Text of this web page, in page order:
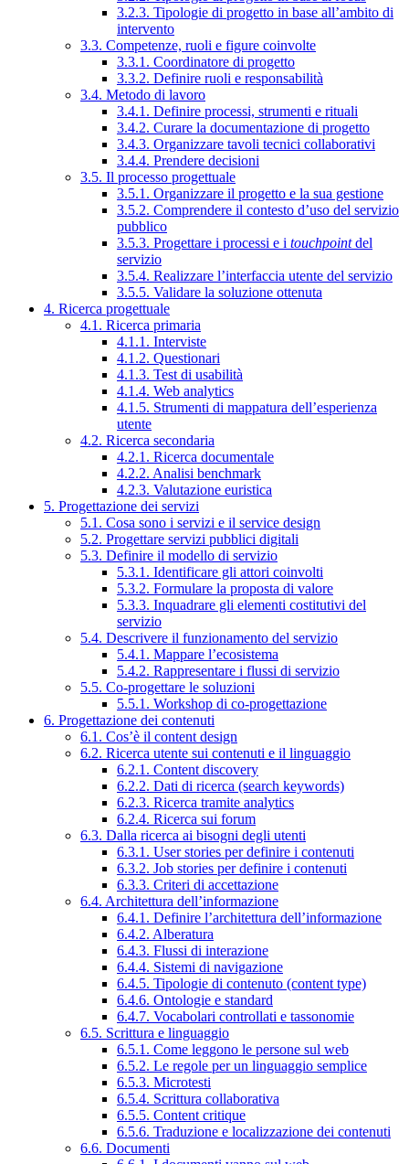
3.2.3. Tipologie di progetto in base all’ambito di
intervento
3.3. Competenze, ruoli e figure coinvolte
3.3.1. Coordinatore di progetto
3.3.2. Definire ruoli e responsabilità
3.4. Metodo di lavoro
3.4.1. Definire processi, strumenti e rituali
3.4.2. Curare la documentazione di progetto
3.4.3. Organizzare tavoli tecnici collaborativi
3.4.4. Prendere decisioni
3.5. Il processo progettuale
3.5.1. Organizzare il progetto e la sua gestione
3.5.2. Comprendere il contesto d’uso del servizio
pubblico
3.5.3. Progettare i processi e i touchpointdel
servizio
3.5.4. Realizzare l’interfaccia utente del servizio
3.5.5. Validare la soluzione ottenuta
4. Ricerca progettuale
4.1. Ricerca primaria
4.1.1. Interviste
4.1.2. Questionari
4.1.3. Test di usabilità
4.1.4. Web analytics
4.1.5. Strumenti di mappatura dell’esperienza
utente
4.2. Ricerca secondaria
4.2.1. Ricerca documentale
4.2.2. Analisi benchmark
4.2.3. Valutazione euristica
5. Progettazione dei servizi
5.1. Cosa sono i servizi e il service design
5.2. Progettare servizi pubblici digitali
5.3. Definire il modello di servizio
5.3.1. Identificare gli attori coinvolti
5.3.2. Formulare la proposta di valore
5.3.3. Inquadrare gli elementi costitutivi del
servizio
5.4. Descrivere il funzionamento del servizio
5.4.1. Mappare l’ecosistema
5.4.2. Rappresentare i flussi di servizio
5.5. Co-progettare le soluzioni
5.5.1. Workshop di co-progettazione
6. Progettazione dei contenuti
6.1. Cos’è il content design
6.2. Ricerca utente sui contenuti e il linguaggio
6.2.1. Content discovery
6.2.2. Dati di ricerca (search keywords)
6.2.3. Ricerca tramite analytics
6.2.4. Ricerca sui forum
6.3. Dalla ricerca ai bisogni degli utenti
6.3.1. User stories per definire i contenuti
6.3.2. Job stories per definire i contenuti
6.3.3. Criteri di accettazione
6.4. Architettura dell’informazione
6.4.1. Definire l’architettura dell’informazione
6.4.2. Alberatura
6.4.3. Flussi di interazione
6.4.4. Sistemi di navigazione
6.4.5. Tipologie di contenuto (content type)
6.4.6. Ontologie e standard
6.4.7. Vocabolari controllati e tassonomie
6.5. Scrittura e linguaggio
6.5.1. Come leggono le persone sul web
6.5.2. Le regole per un linguaggio semplice
6.5.3. Microtesti
6.5.4. Scrittura collaborativa
6.5.5. Content critique
6.5.6. Traduzione e localizzazione dei contenuti
6.6. Documenti